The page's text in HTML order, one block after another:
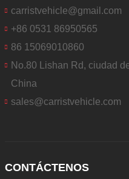
carristvehicle@gmail.com
+86 0531 86950565
86 15069010860
No.80 Lishan Rd, ciudad
China
sales@carristvehicle.com
CONTÁCTENOS